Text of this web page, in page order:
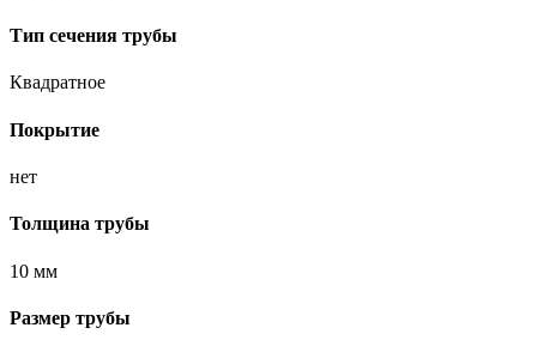
Тип сечения трубы
Квадратное
Покрытие
нет
Толщина трубы
10 мм
Размер трубы